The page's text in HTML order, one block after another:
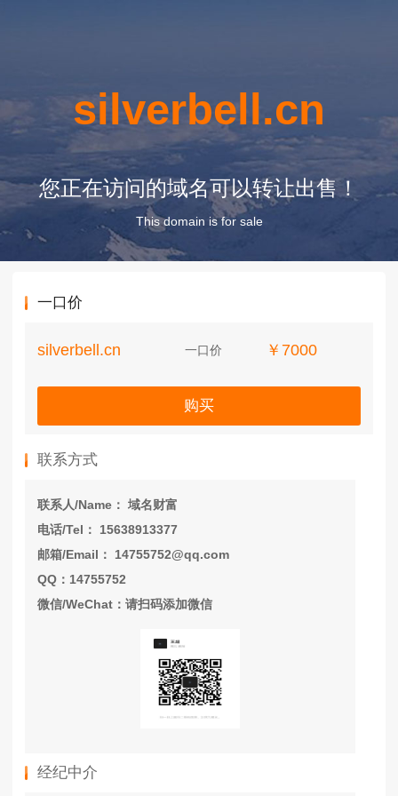
silverbell.cn
您正在访问的域名可以转让出售！
This domain is for sale
一口价
silverbell.cn 一口价 ￥7000
购买
联系方式
联系人/Name： 域名财富
电话/Tel： 15638913377
邮箱/Email： 14755752@qq.com
QQ：14755752
微信/WeChat：请扫码添加微信
经纪中介